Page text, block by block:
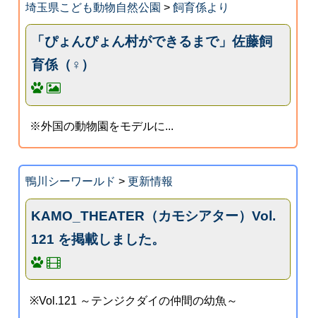
埼玉県こども動物自然公園 > 飼育係より
「ぴょんぴょん村ができるまで」佐藤飼
育係（♀）
※外国の動物園をモデルに...
鴨川シーワールド > 更新情報
KAMO_THEATER（カモシアター）Vol.
121 を掲載しました。
※Vol.121 ～テンジクダイの仲間の幼魚～